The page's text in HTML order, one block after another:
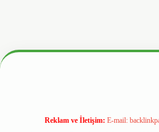
Reklam ve İletişim: E-mail: